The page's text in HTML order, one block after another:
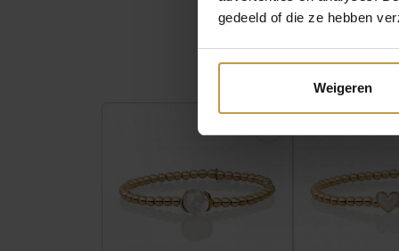
gedeeld of die ze hebben
Weigeren